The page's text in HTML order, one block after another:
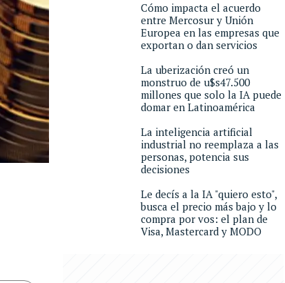
Cómo impacta el acuerdo
entre Mercosur y Unión
Europea en las empresas que
exportan o dan servicios
La uberización creó un
monstruo de u$s47.500
millones que solo la IA puede
domar en Latinoamérica
La inteligencia artificial
industrial no reemplaza a las
personas, potencia sus
decisiones
Le decís a la IA "quiero esto",
busca el precio más bajo y lo
compra por vos: el plan de
Visa, Mastercard y MODO